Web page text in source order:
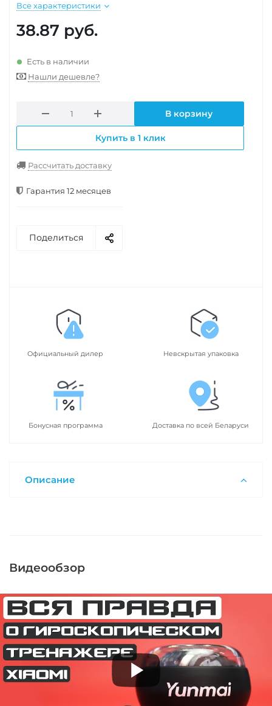
Все характеристики
38.87 руб.
Есть в наличии
Нашли дешевле?
В корзину
Купить в 1 клик
Рассчитать доставку
Гарантия 12 месяцев
Поделиться
Официальный дилер Невскрытая упаковка
Бонусная программа Доставка по всей Беларуси
Описание
Видеообзор